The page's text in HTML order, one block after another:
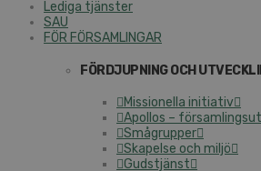
Lediga tjänster
SAU
FÖR FÖRSAMLINGAR
FÖRDJUPNING OCH
Missionella initiativ
Apollos –
Smågrupper
Skapelse och miljö
Gudstjänst